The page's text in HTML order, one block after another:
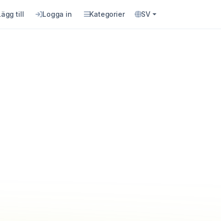
till Logga in Kategorier SV